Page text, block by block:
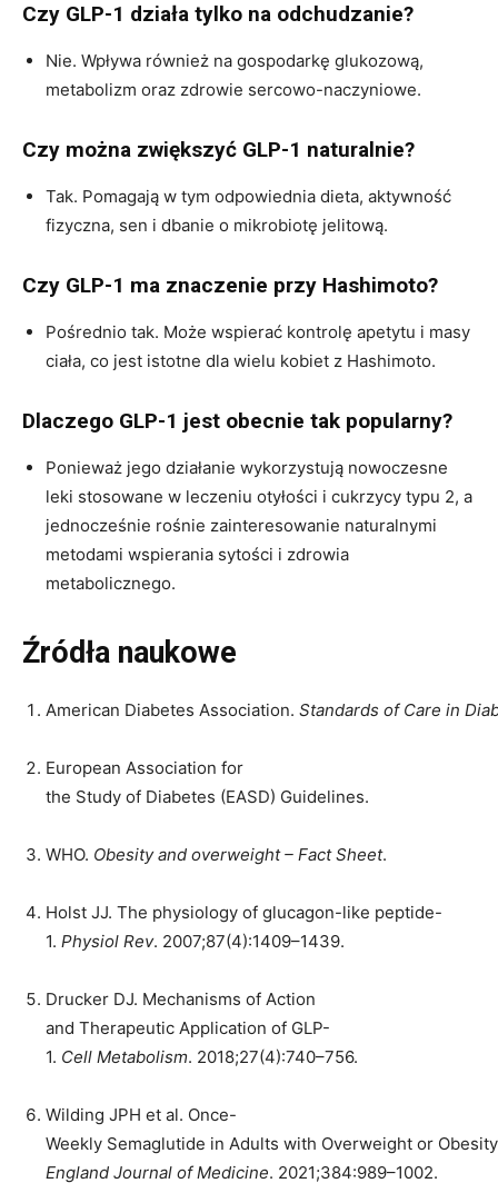
Czy GLP-1 działa tylko na odchudzanie?
Nie. Wpływa również na gospodarkę glukozową,
metabolizm oraz zdrowie sercowo-naczyniowe.
Czy można zwiększyć GLP-1 naturalnie?
Tak. Pomagają w tym odpowiednia dieta, aktywność
fizyczna, sen i dbanie o mikrobiotę jelitową.
Czy GLP-1 ma znaczenie przy Hashimoto?
Pośrednio tak. Może wspierać kontrolę apetytu i masy
ciała, co jest istotne dla wielu kobiet z Hashimoto.
Dlaczego GLP-1 jest obecnie tak popularny?
Ponieważ jego działanie wykorzystują nowoczesne
leki stosowane w leczeniu otyłości i cukrzycy typu 2, a
jednocześnie rośnie zainteresowanie naturalnymi
metodami wspierania sytości i zdrowia
metabolicznego.
Źródła naukowe
American Diabetes Association. Standards of Care in
European Association for
the Study of Diabetes (EASD) Guidelines.
WHO. Obesity and overweight – Fact Sheet.
Holst JJ. The physiology of glucagon-like peptide-
1. Physiol Rev. 2007;87(4):1409–1439.
Drucker DJ. Mechanisms of Action
and Therapeutic Application of GLP-
1. Cell Metabolism. 2018;27(4):740–756.
Wilding JPH et al. Once-
Weekly Semaglutide in Adults with Overweight or
England Journal of Medicine. 2021;384:989–1002.